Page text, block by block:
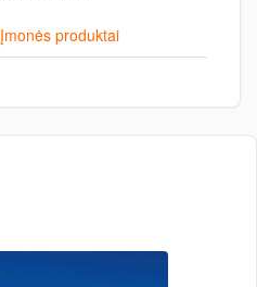
Įmonės produktai